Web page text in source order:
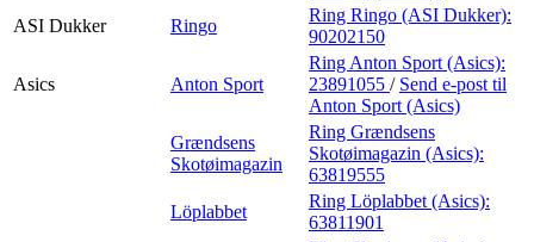
ASI Dukker
Ringo
Ring Ringo (ASI Dukker):
90202150
Asics Anton Sport
Ring Anton Sport (Asics):
23891055 / Send e-post til
Anton Sport (Asics)
Grændsens
Skotøimagazin
Ring Grændsens
Skotøimagazin (Asics):
63819555
Löplabbet
Ring Löplabbet (Asics):
63811901